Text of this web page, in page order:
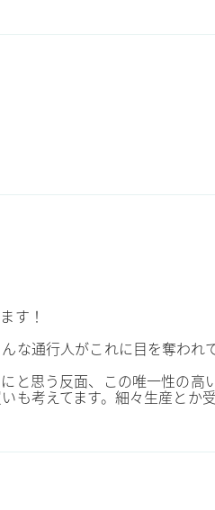
す！
な通行人がこれに目を奪われ
と思う反面、この唯一性の高
も考えてます。細々生産と